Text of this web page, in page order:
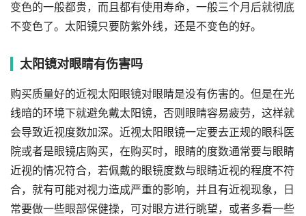
变色的一般都贵，而且都有使用寿命，一般三个月后就彻底
不变色了。太阳镜只要防紫外线，还是不变色的好。
太阳镜对眼睛有伤害吗
购买质量好的近视太阳眼镜对眼睛是没有伤害的。但是在光
线暗的环境下就避免戴太阳镜，否则眼睛容易疲劳，这样就
会导致近视度数加深。近视太阳眼镜一定要去正规的眼科医
院或者是眼镜店购买，在购买时，眼睛的度数通常要与眼睛
近视的情况符合，若佩戴的眼镜度数与眼睛近视的程度不符
合，就有可能对视力造成严重的影响，并且有近视现象，日
常要做一些眼部保健操，可对眼方进行眺望，或者多看一些